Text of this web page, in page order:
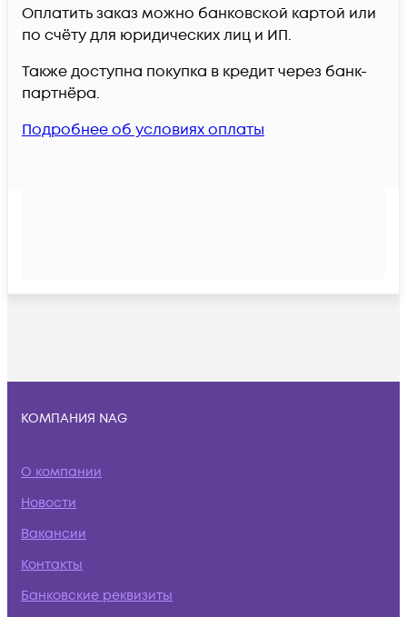
Оплатить заказ можно банковской картой или
по счёту для юридических лиц и ИП.
Также доступна покупка в кредит через банк-
партнёра.
Подробнее об условиях оплаты
КОМПАНИЯ NAG
О компании
Новости
Вакансии
Контакты
Банковские реквизиты